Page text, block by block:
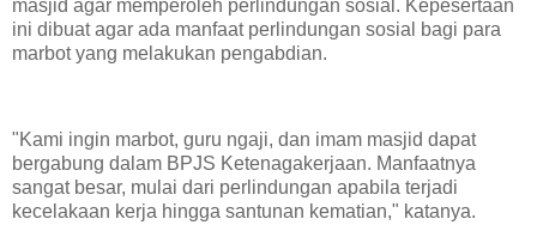
masjid agar memperoleh perlindungan sosial. Kepesertaan
ini dibuat agar ada manfaat perlindungan sosial bagi para
marbot yang melakukan pengabdian.
"Kami ingin marbot, guru ngaji, dan imam masjid dapat
bergabung dalam BPJS Ketenagakerjaan. Manfaatnya
sangat besar, mulai dari perlindungan apabila terjadi
kecelakaan kerja hingga santunan kematian," katanya.